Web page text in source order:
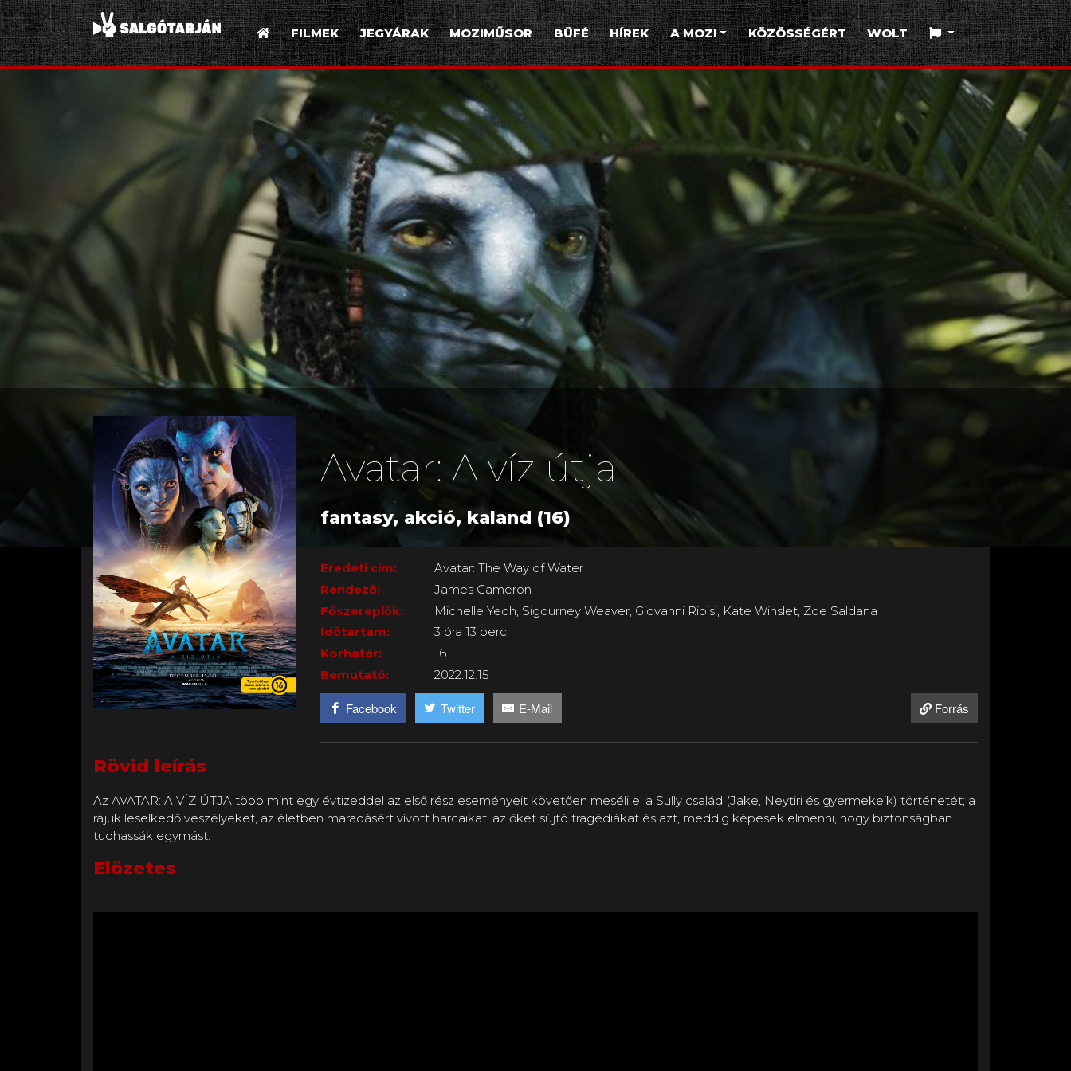
FILMEK JEGYÁRAK MOZIMŰSOR BÜFÉ HÍREK A MOZI KÖZÖSSÉGÉRT WOLT
Avatar: A víz útja
fantasy, akció, kaland (16)
Eredeti cím:
Avatar: The Way of Water
Rendező:
James Cameron
Főszereplők:
Michelle Yeoh, Sigourney Weaver, Giovanni Ribisi, Kate Winslet, Zoe Saldana
Időtartam:
3 óra 13 perc
Korhatár:
16
Bemutató:
2022.12.15
Facebook Twitter E-Mail Forrás
Rövid leírás
Az AVATAR: A VÍZ ÚTJA több mint egy évtizeddel az első rész eseményeit követően meséli el a Sully család (Jake, Neytiri és gyermekeik) történetét; a
rájuk leselkedő veszélyeket, az életben maradásért vívott harcaikat, az őket sújtó tragédiákat és azt, meddig képesek elmenni, hogy biztonságban
Előzetes